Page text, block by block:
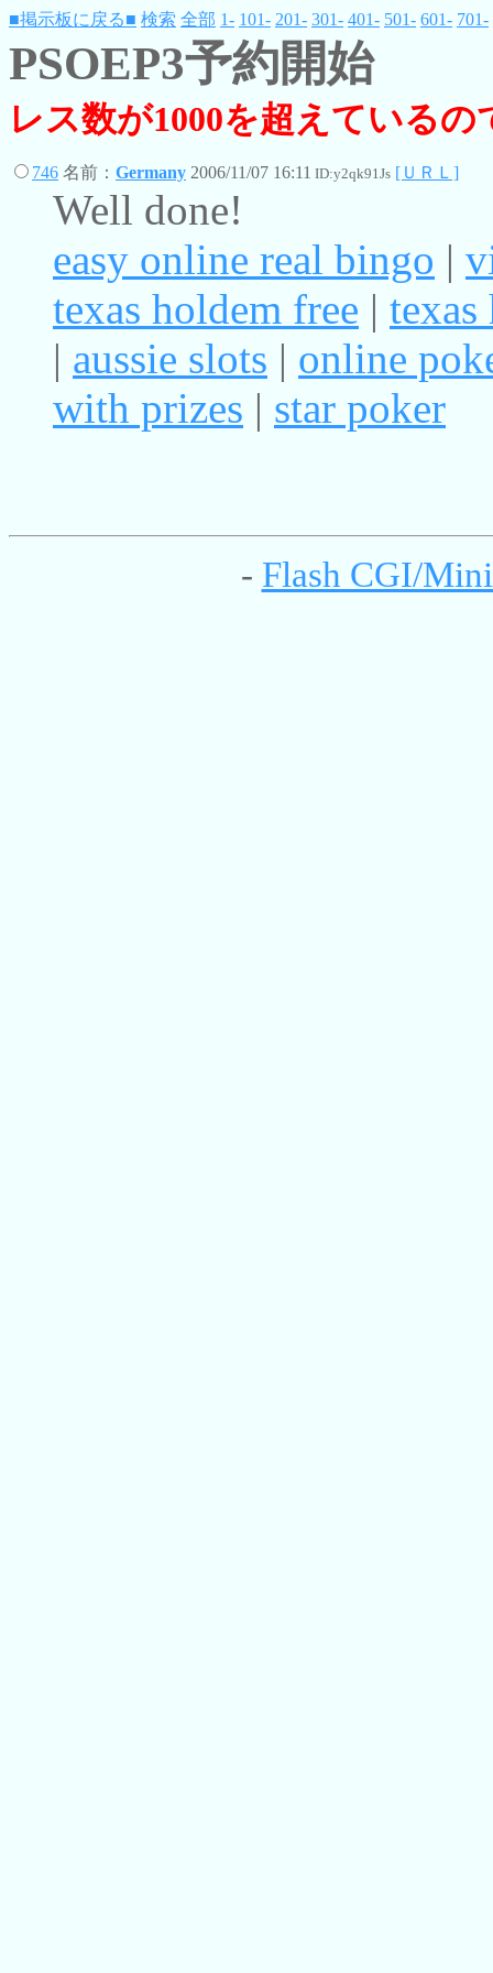
■掲示板に戻る■ 検索 全部 1- 101- 201- 301- 401- 501- 601- 701-
PSOEP3予約開始
レス数が1000を超えている
746 名前： Germany 2006/11/07 16:11 ID:y2qk91Js [ＵＲＬ]
Well done!
easy online real bingo |
texas holdem free | texas
| aussie slots | online
with prizes | star poker
- Flash CGI/